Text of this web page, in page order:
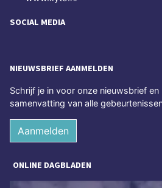
SOCIAL MEDIA
NIEUWSBRIEF AANMELDEN
Schrijf je in voor onze nieuwsbrief
samenvatting van alle
Aanmelden
ONLINE DAGBLADEN